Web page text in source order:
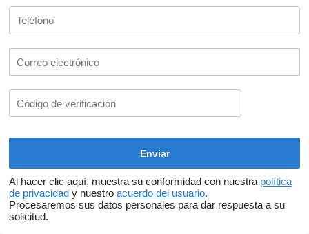
Al hacer clic aquí, muestra su conformidad con nuestra política
de privacidad y nuestro acuerdo del usuario.
Procesaremos sus datos personales para dar respuesta a su
solicitud.